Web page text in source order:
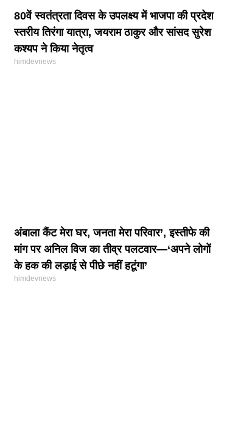
80वें स्वतंत्रता दिवस के उपलक्ष्य में भाजपा की प्रदेश
स्तरीय तिरंगा यात्रा, जयराम ठाकुर और सांसद सुरेश
कश्यप ने किया नेतृत्व
himdevnews
अंबाला कैंट मेरा घर, जनता मेरा परिवार’, इस्तीफे की
मांग पर अनिल विज का तीव्र पलटवार—‘अपने लोगों
के हक की लड़ाई से पीछे नहीं हटूंगा’
himdevnews